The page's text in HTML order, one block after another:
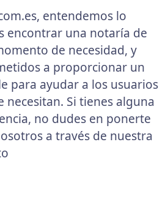
entendemos lo
encontrar una notaría de
de necesidad, y
a proporcionar un
para ayudar a los usuarios
necesitan. Si tienes alguna
no dudes en ponerte
a través de nuestra